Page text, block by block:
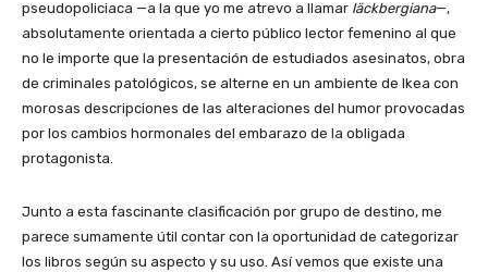
pseudopoliciaca —a la que yo me atrevo a llamar läckbergiana—,
absolutamente orientada a cierto público lector femenino al que
no le importe que la presentación de estudiados asesinatos, obra
de criminales patológicos, se alterne en un ambiente de Ikea con
morosas descripciones de las alteraciones del humor provocadas
por los cambios hormonales del embarazo de la obligada
protagonista.
Junto a esta fascinante clasificación por grupo de destino, me
parece sumamente útil contar con la oportunidad de categorizar
los libros según su aspecto y su uso. Así vemos que existe una